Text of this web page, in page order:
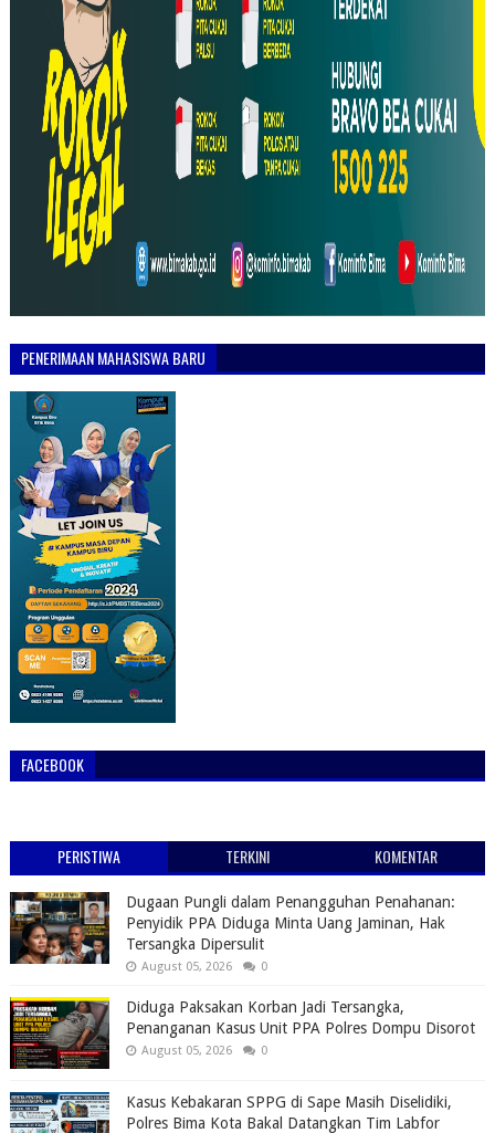
PENERIMAAN MAHASISWA BARU
FACEBOOK
PERISTIWA TERKINI KOMENTAR
Dugaan Pungli dalam Penangguhan Penahanan:
Penyidik PPA Diduga Minta Uang Jaminan, Hak
Tersangka Dipersulit
August 05, 2026 0
Diduga Paksakan Korban Jadi Tersangka,
Penanganan Kasus Unit PPA Polres Dompu Disorot
August 05, 2026 0
Kasus Kebakaran SPPG di Sape Masih Diselidiki,
Polres Bima Kota Bakal Datangkan Tim Labfor